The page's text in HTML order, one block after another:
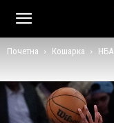
Почетна Кошарка НБА